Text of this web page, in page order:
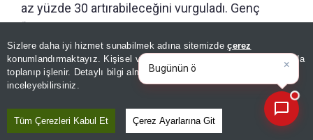
Sizlere daha iyi hizmet sunabilmek adına sitemizdeçerez
konumlandırmaktayız. Kişisel verileriniz, KVKK ve GDPR kapsamında
toplanıp işlenir. Detaylı bilgi almak içinAydınlatma Metnimizi
inceleyebilirsiniz.
Tüm Çerezleri Kabul Et Çerez Ayarlarına Git
az yüzde 30 artırabileceğini vurguladı. Genç
gastronomiyle çok daha güçlü bir formata
kazandırmak istiyoruz. Gastronomi turizmini
dört mevsime yayacağız. Bize geçen yıl
1.447.000 turist geldi. 1,5 milyar dolar gelir
elde ettik”ifadelerini kullandı.
×
Bugünün öne çıkan manşetleri
ve gelişmeleri neler?